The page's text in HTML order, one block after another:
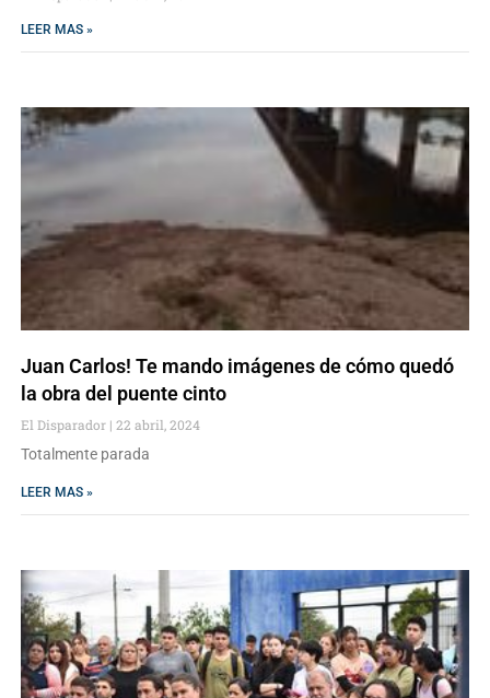
LEER MAS »
Juan Carlos! Te mando imágenes de cómo quedó
la obra del puente cinto
El Disparador 22 abril, 2024
Totalmente parada
LEER MAS »